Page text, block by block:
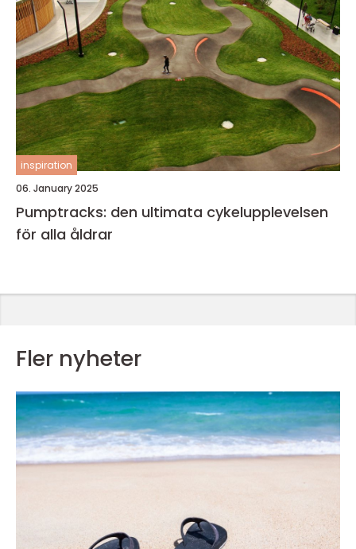
inspiration
06. January 2025
Pumptracks: den ultimata cykelupplevelsen
för alla åldrar
Fler nyheter